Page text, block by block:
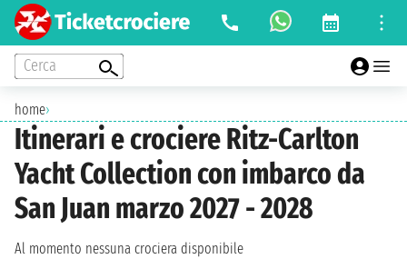
Cerca
home›
Itinerari e crociere Ritz-Carlton
Yacht Collection con imbarco da
San Juan marzo 2027 - 2028
Al momento nessuna crociera disponibile